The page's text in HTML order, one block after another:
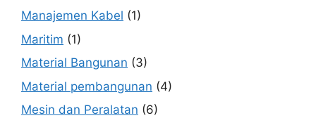
Manajemen Kabel (1)
Maritim (1)
Material Bangunan (3)
Material pembangunan (4)
Mesin dan Peralatan (6)